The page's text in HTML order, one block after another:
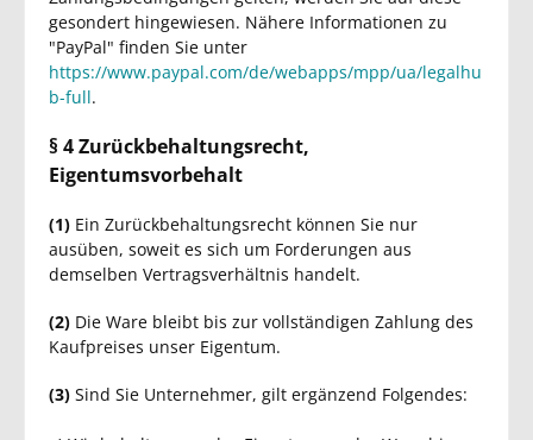
gesondert hingewiesen. Nähere Informationen zu
"PayPal" finden Sie unter
https://www.paypal.com/de/webapps/mpp/ua/legalhu
b-full.
§ 4 Zurückbehaltungsrecht,
Eigentumsvorbehalt
(1) Ein Zurückbehaltungsrecht können Sie nur
ausüben, soweit es sich um Forderungen aus
demselben Vertragsverhältnis handelt.
(2) Die Ware bleibt bis zur vollständigen Zahlung des
Kaufpreises unser Eigentum.
(3) Sind Sie Unternehmer, gilt ergänzend Folgendes: